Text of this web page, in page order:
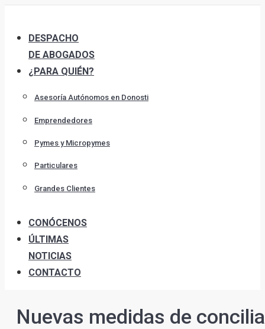
content
DESPACHO
DE ABOGADOS
¿PARA QUIÉN?
Asesoría Autónomos en Donosti
Emprendedores
Pymes y Micropymes
Particulares
Grandes Clientes
CONÓCENOS
ÚLTIMAS
NOTICIAS
CONTACTO
Nuevas medidas de